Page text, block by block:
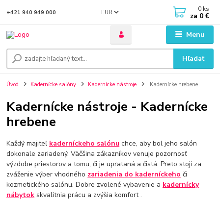
Menu
EUR
Hľadať
+421 940 949 000 0 ks
za 0 €
Úvod Kadernícke salóny Kadernícke nástroje Kadernícke hrebene
Kadernícke nástroje - Kadernícke
hrebene
Každý majiteľ kaderníckeho salónu chce, aby bol jeho salón
dokonale zariadený. Väčšina zákazníkov venuje pozornosť
výzdobe priestorov a tomu, či je uprataná a čistá. Preto stojí za
zváženie výber vhodného zariadenia do kaderníckeho či
kozmetického salónu. Dobre zvolené vybavenie a kadernícky
nábytok skvalitnia prácu a zvýšia komfort .